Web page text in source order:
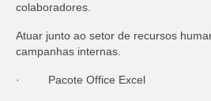
colaboradores.
Atuar junto ao setor de recursos
campanhas internas.
· Pacote Office Excel